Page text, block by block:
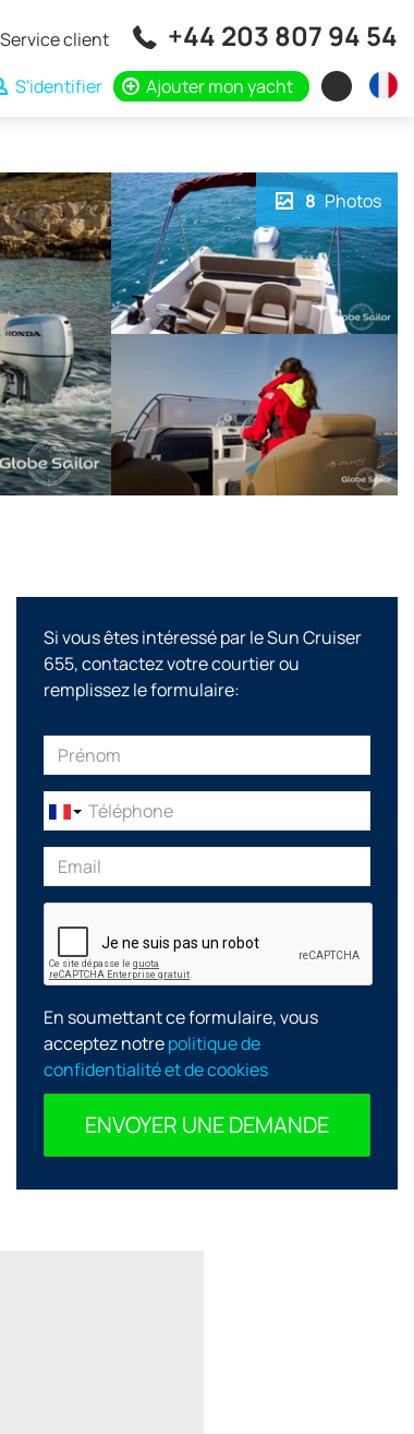
client +44 203 807 94 54
S'identifier Ajouter mon yacht
8 Photos
Si vous êtes intéressé par le Sun Cruiser
655, contactez votre courtier ou
remplissez le formulaire:
En soumettant ce formulaire, vous
acceptez notrepolitique de
confidentialité et de cookies
ENVOYER UNE DEMANDE